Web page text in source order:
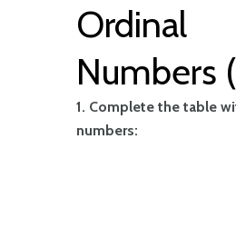
Ordinal
Numbers
1. Complete the table
numbers: